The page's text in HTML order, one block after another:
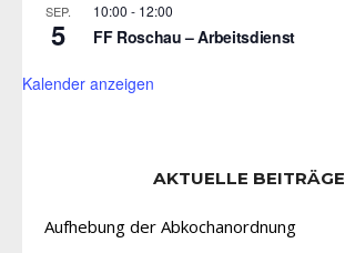
SEP.
5
10:00 - 12:00
FF Roschau – Arbeitsdienst
Kalender anzeigen
AKTUELLE BEITRÄGE
Aufhebung der Abkochanordnung